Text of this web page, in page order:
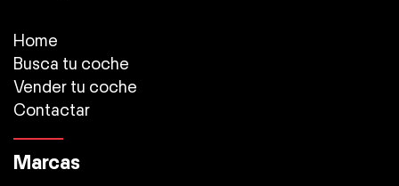
Home
Busca tu coche
Vender tu coche
Contactar
Marcas